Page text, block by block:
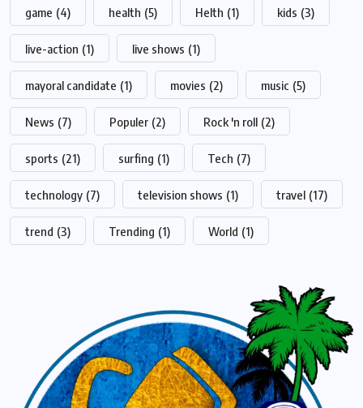
game (4) health (5) Helth (1) kids (3)
live-action (1) live shows (1)
mayoral candidate (1) movies (2) music (5)
News (7) Populer (2) Rock 'n roll (2)
sports (21) surfing (1) Tech (7)
technology (7) television shows (1) travel (17)
trend (3) Trending (1) World (1)